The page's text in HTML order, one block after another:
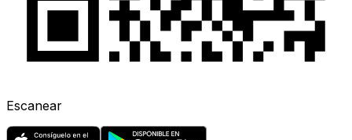
Escanear